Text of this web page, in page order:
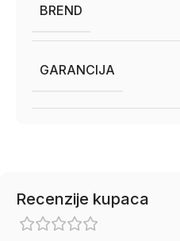
BREND
GARANCIJA
Recenzije kupaca